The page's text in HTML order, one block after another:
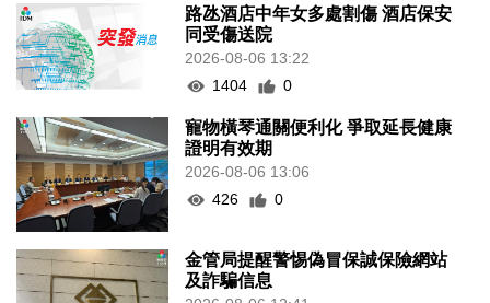
路氹酒店中年女多處割傷 酒店保安
同受傷送院
2026-08-06 13:22
1404
0
寵物橫琴通關便利化 爭取延長健康
證明有效期
2026-08-06 13:06
426
0
金管局提醒警惕偽冒保誠保險網站
及詐騙信息